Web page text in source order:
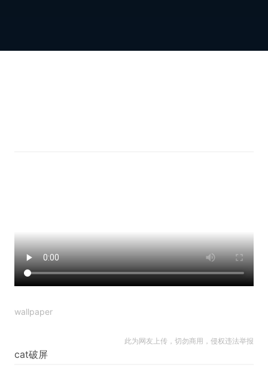
wallpaper
此为网友上传，切勿商用，侵权违法举报